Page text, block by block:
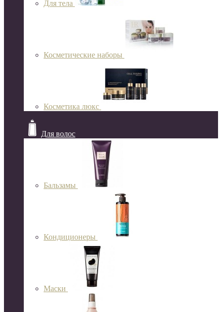
Для тела
Косметические наборы
Косметика люкс
Для волос
Бальзамы
Кондиционеры
Маски